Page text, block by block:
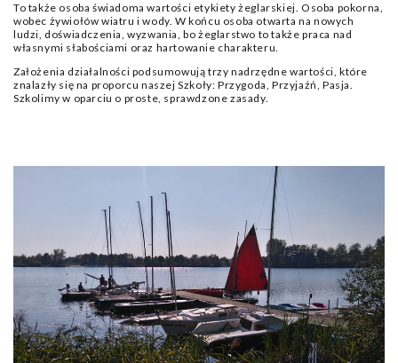
To także osoba świadoma wartości etykiety żeglarskiej. Osoba pokorna,
wobec żywiołów wiatru i wody. W końcu osoba otwarta na nowych
ludzi, doświadczenia, wyzwania, bo żeglarstwo to także praca nad
własnymi słabościami oraz hartowanie charakteru.
Założenia działalności podsumowują trzy nadrzędne wartości, które
znalazły się na proporcu naszej Szkoły: Przygoda, Przyjaźń, Pasja.
Szkolimy w oparciu o proste, sprawdzone zasady.